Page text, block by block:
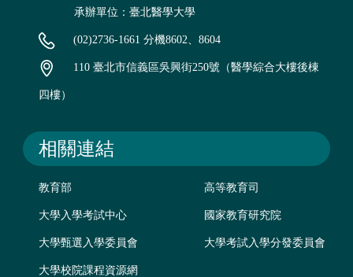
承辦單位：臺北醫學大學
(02)2736-1661 分機8602、8604
110 臺北市信義區吳興街250號（醫學綜合大樓後棟
四樓）
相關連結
教育部 高等教育司
大學入學考試中心 國家教育研究院
大學甄選入學委員會 大學考試入學分發委員會
大學校院課程資源網